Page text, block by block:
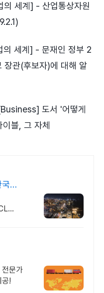
세계] - 산업통상자원
세계] - 문재인 정부 2
장관(후보자)에 대해 알
도서 '어떻게
블, 그 자체
인
전문가
!